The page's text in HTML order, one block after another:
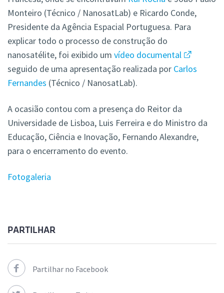
Monteiro (Técnico / NanosatLab) e Ricardo Conde,
Presidente da Agência Espacial Portuguesa. Para
explicar todo o processo de construção do
nanosatélite, foi exibido um vídeo documental
seguido de uma apresentação realizada por Carlos
Fernandes (Técnico / NanosatLab).
A ocasião contou com a presença do Reitor da
Universidade de Lisboa, Luis Ferreira e do Ministro da
Educação, Ciência e Inovação, Fernando Alexandre,
para o encerramento do evento.
Fotogaleria
PARTILHAR
Partilhar no Facebook